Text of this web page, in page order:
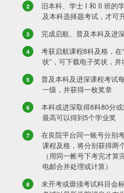
旧本科、学士 I 和 II 班的
及本科选择题考试，才可
完成启航、普及本科及进
考获启航课程8科及格，在
状”，可下载电子奖状，
普及本科及进深课程考试
一级，并获得一枚奖章
本科或进深取得8科80分
最高可以得到5个学业奖
在良院平台同一账号分别
课程及格，将分别获得两
（用同一帐号下考完才
电邮合并处理或计算）
未开考或毋须考试科目会